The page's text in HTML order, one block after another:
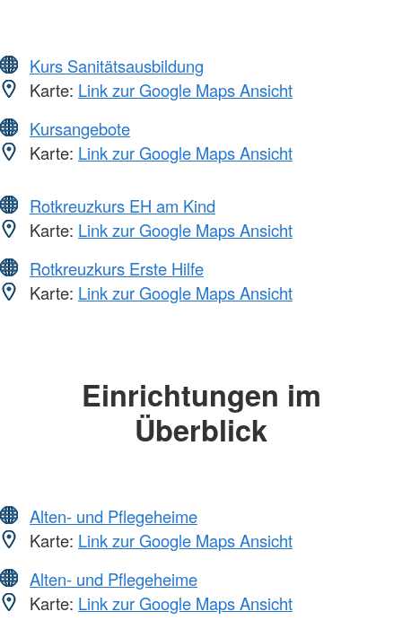
Kurs Sanitätsausbildung
Karte: Link zur Google Maps Ansicht
Kursangebote
Karte: Link zur Google Maps Ansicht
Rotkreuzkurs EH am Kind
Karte: Link zur Google Maps Ansicht
Rotkreuzkurs Erste Hilfe
Karte: Link zur Google Maps Ansicht
Einrichtungen im
Überblick
Alten- und Pflegeheime
Karte: Link zur Google Maps Ansicht
Alten- und Pflegeheime
Karte: Link zur Google Maps Ansicht